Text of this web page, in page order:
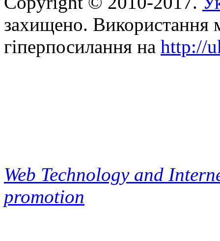
захищено. Використання
гіперпосилання на http://
Web Technology and
promotion